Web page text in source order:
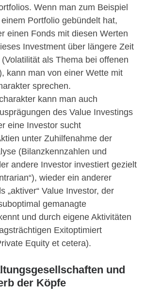
Wenn man zum Beispiel
Portfolio gebündelt hat,
einen Fonds mit diesen Werten
Investment über längere Zeit
als Thema bei offenen
kann man von einer Wette mit
sprechen.
kann man auch
des Value Investings
eine Investor sucht
unter Zuhilfenahme der
(Bilanzkennzahlen und
andere Investor investiert gezielt
wieder ein anderer
„aktiver“ Value Investor, der
gemanagte
und durch eigene Aktivitäten
Exitoptimiert
Equity et cetera).
und
der Köpfe